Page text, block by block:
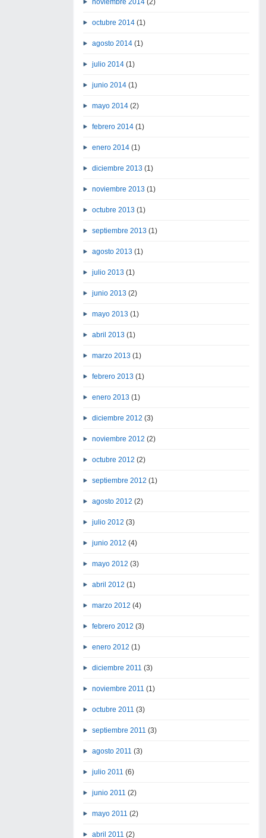
noviembre 2014(2)
octubre 2014(1)
agosto 2014(1)
julio 2014(1)
junio 2014(1)
mayo 2014(2)
febrero 2014(1)
enero 2014(1)
diciembre 2013 (1)
noviembre 2013 (1)
octubre 2013 (1)
septiembre 2013 (1)
agosto 2013 (1)
julio 2013 (1)
junio 2013 (2)
mayo 2013 (1)
abril 2013 (1)
marzo 2013 (1)
febrero 2013 (1)
enero 2013 (1)
diciembre 2012 (3)
noviembre 2012 (2)
octubre 2012 (2)
septiembre 2012 (1)
agosto 2012 (2)
julio 2012 (3)
junio 2012 (4)
mayo 2012 (3)
abril 2012 (1)
marzo 2012 (4)
febrero 2012 (3)
enero 2012 (1)
diciembre 2011 (3)
noviembre 2011 (1)
octubre 2011 (3)
septiembre 2011 (3)
agosto 2011 (3)
julio 2011 (6)
junio 2011 (2)
mayo 2011 (2)
abril 2011 (2)